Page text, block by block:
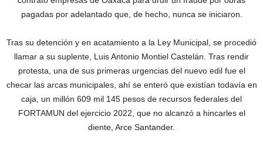
pagadas por adelantado que, de hecho, nunca se iniciaron.
Tras su detención y en acatamiento a la Ley Municipal, se procedió
llamar a su suplente, Luis Antonio Montiel Castelán. Tras rendir
protesta, una de sus primeras urgencias del nuevo edil fue el
checar las arcas municipales, ahí se enteró que existían todavía en
caja, un millón 609 mil 145 pesos de recursos federales del
FORTAMUN del ejercicio 2022, que no alcanzó a hincarles el
diente, Arce Santander.